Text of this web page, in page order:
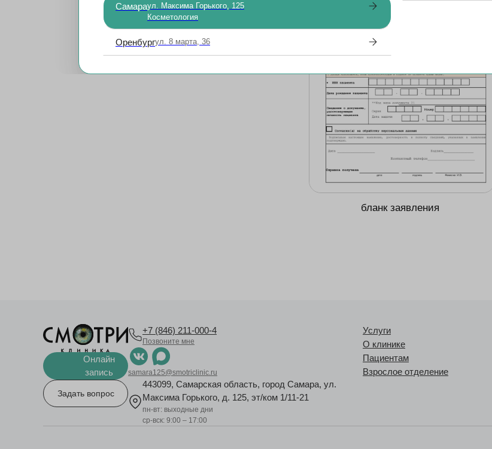
бланк заявления
Онлайн
запись
Задать вопрос
+7 (846) 211-000-4
Позвоните мне
samara125@smotriclinic.ru
443099, Самарская область, город Самара, ул.
Максима Горького, д. 125, эт/ком 1/11-21
пн-вт: выходные дни
ср-вск: 9:00 – 17:00
Услуги
О клинике
Пациентам
Взрослое отделение
Самараул. Максима Горького, 125
Косметология
Оренбургул. 8 марта, 36